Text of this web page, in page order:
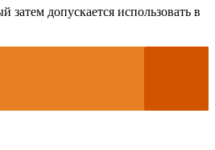
допускается использовать в